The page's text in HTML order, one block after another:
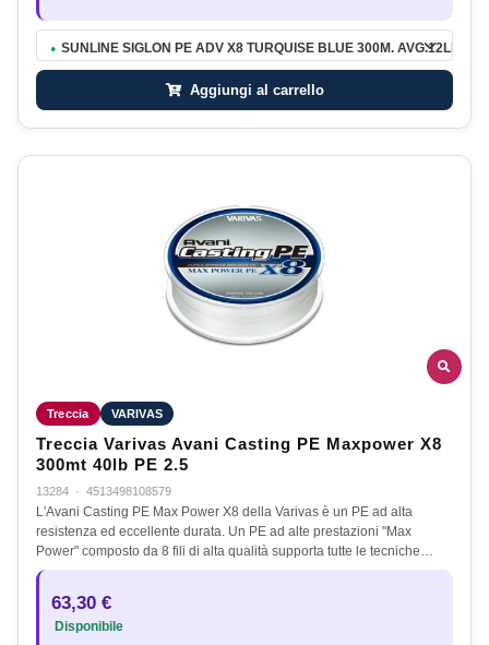
● SUNLINE SIGLON PE ADV X8 TURQUISE BLUE 300M. AVG.12LB.
Aggiungi al carrello
Treccia VARIVAS
Treccia Varivas Avani Casting PE Maxpower X8
300mt 40lb PE 2.5
13284 · 4513498108579
L'Avani Casting PE Max Power X8 della Varivas è un PE ad alta
resistenza ed eccellente durata. Un PE ad alte prestazioni "Max
Power" composto da 8 fili di alta qualità supporta tutte le tecniche…
63,30 €
Disponibile